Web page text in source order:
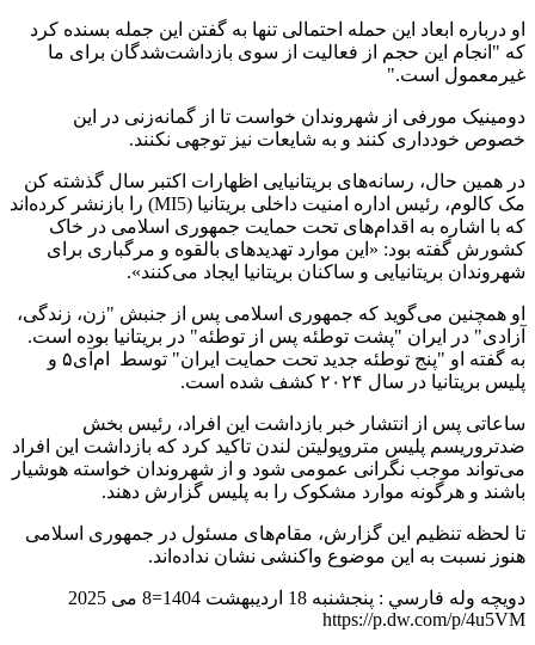
او درباره ابعاد این حمله احتمالی تنها به گفتن این جمله بسنده کرد
که "انجام این حجم از فعالیت از سوی بازداشت‌شدگان برای ما
غیرمعمول است."
دومینیک مورفی از شهروندان خواست تا از گمانه‌زنی در این
خصوص خودداری کنند و به شایعات نیز توجهی نکنند.
در همین حال، رسانه‌های بریتانیایی اظهارات اکتبر سال گذشته کن
مک کالوم، رئیس اداره امنیت داخلی بریتانیا (MI5) را بازنشر کرده‌اند
که با اشاره به اقدام‌های تحت حمایت جمهوری اسلامی در خاک
کشورش گفته بود: «این موارد تهدیدهای بالقوه و مرگباری برای
شهروندان بریتانیایی و ساکنان بریتانیا ایجاد می‌کنند».
او همچنین می‌گوید که جمهوری اسلامی پس از جنبش "زن، زندگی،
آزادی" در ایران "پشت توطئه پس از توطئه" در بریتانیا بوده است.
به گفته او "پنج توطئه جدید تحت حمایت ایران" توسط ام‌آی۵ و
پلیس بریتانیا در سال ۲۰۲۴ کشف شده است.
ساعاتی پس از انتشار خبر بازداشت این افراد، رئیس بخش
ضدتروریسم پلیس متروپولیتن لندن تاکید کرد که بازداشت این افراد
می‌تواند موجب نگرانی عمومی شود و از شهروندان خواسته هوشیار
باشند و هرگونه موارد مشکوک را به پلیس گزارش دهند.
تا لحظه تنظیم این گزارش، مقام‌های مسئول در جمهوری اسلامی
هنوز نسبت به این موضوع واکنشی نشان نداده‌اند.
دويچه وله فارسي : پنجشنبه 18 اردیبهشت 1404=8 می 2025
https://p.dw.com/p/4u5VM